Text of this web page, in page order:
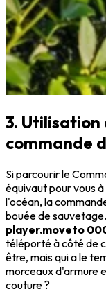
3. Utilisation
commande
Si parcourir le
équivaut pour vous
l'océan, la
bouée de
player.moveto
téléporté à côté de
être, mais qui a le
morceaux d'armure
couture ?